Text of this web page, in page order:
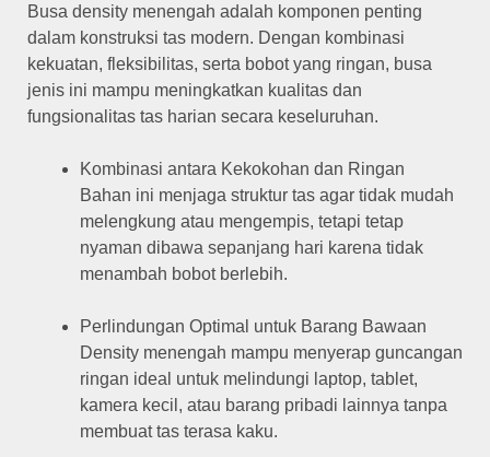
Busa density menengah adalah komponen penting
dalam konstruksi tas modern. Dengan kombinasi
kekuatan, fleksibilitas, serta bobot yang ringan, busa
jenis ini mampu meningkatkan kualitas dan
fungsionalitas tas harian secara keseluruhan.
Kombinasi antara Kekokohan dan Ringan
Bahan ini menjaga struktur tas agar tidak mudah
melengkung atau mengempis, tetapi tetap
nyaman dibawa sepanjang hari karena tidak
menambah bobot berlebih.
Perlindungan Optimal untuk Barang Bawaan
Density menengah mampu menyerap guncangan
ringan ideal untuk melindungi laptop, tablet,
kamera kecil, atau barang pribadi lainnya tanpa
membuat tas terasa kaku.